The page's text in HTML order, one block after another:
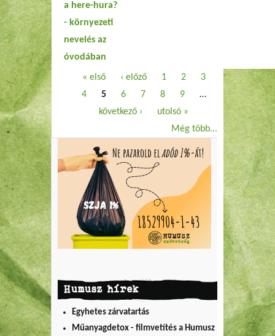
a here-hura?
- környezeti
nevelés az
óvodában
Oldalak« első ‹ előző 1 2
3
4
5 6 7 8 9
…
következő ›
utolsó »
Még több...
Humusz hírek
Egyhetes zárvatartás
Műanyagdetox - filmvetítés a Humusz